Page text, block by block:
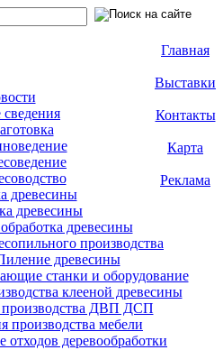
Главная
Выставки
Контакты
Карта
Реклама
древесины
древесины
древесины
производства
древесины
станки и оборудование
клееной древесины
производства ДВП ДСП
производства мебели
отходов деревообработки